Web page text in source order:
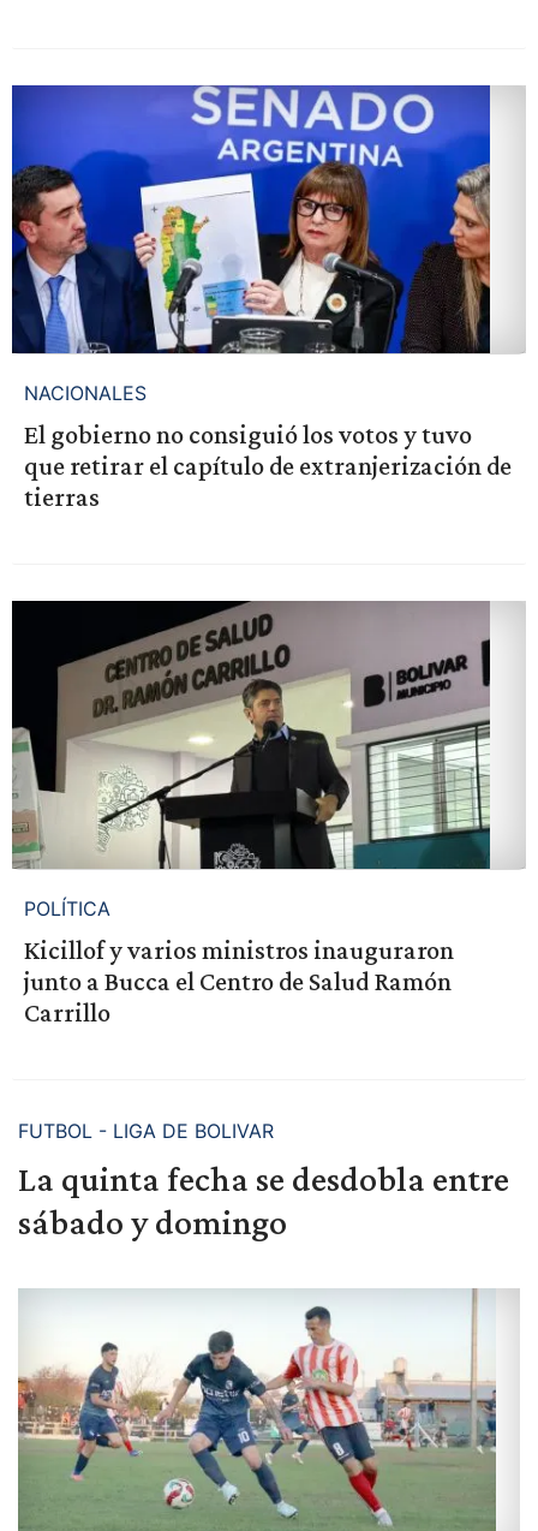
NACIONALES
El gobierno no consiguió los votos y tuvo
que retirar el capítulo de extranjerización de
tierras
POLÍTICA
Kicillof y varios ministros inauguraron
junto a Bucca el Centro de Salud Ramón
Carrillo
FUTBOL - LIGA DE BOLIVAR
La quinta fecha se desdobla entre
sábado y domingo